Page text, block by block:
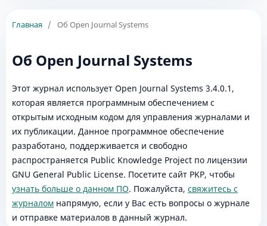
Главная / Об Open Journal Systems
Об Open Journal Systems
Этот журнал использует Open Journal Systems 3.4.0.1,
которая является программным обеспечением с
открытым исходным кодом для управления журналами и
их публикации. Данное программное обеспечение
разработано, поддерживается и свободно
распространяется Public Knowledge Project по лицензии
GNU General Public License. Посетите сайт PKP, чтобы
узнать больше о данном ПО. Пожалуйста, свяжитесь с
журналомнапрямую, если у Вас есть вопросы о журнале
и отправке материалов в данный журнал.